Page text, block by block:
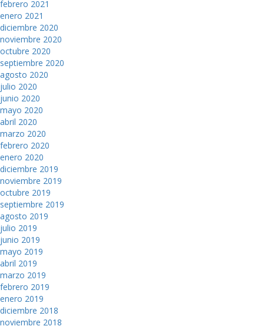
febrero 2021
enero 2021
diciembre 2020
noviembre 2020
octubre 2020
septiembre 2020
agosto 2020
julio 2020
junio 2020
mayo 2020
abril 2020
marzo 2020
febrero 2020
enero 2020
diciembre 2019
noviembre 2019
octubre 2019
septiembre 2019
agosto 2019
julio 2019
junio 2019
mayo 2019
abril 2019
marzo 2019
febrero 2019
enero 2019
diciembre 2018
noviembre 2018